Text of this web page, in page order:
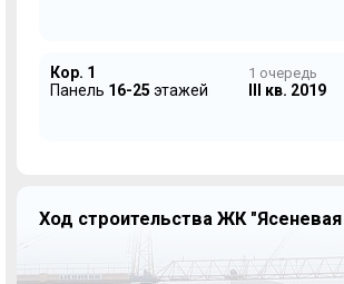
Кор. 1
Панель 16-25 этажей
1 очередь
III кв. 2019
Ход строительства ЖК